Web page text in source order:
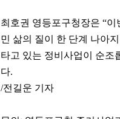
대
밍
키
넷
갱
통
최호권 영등포구청장은 “
민 삶의 질이 한 단계 나아
타고 있는 정비사업이 순조
다.
/전길운 기자